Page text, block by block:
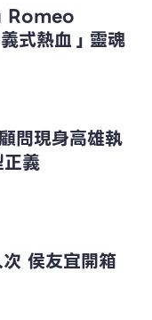
Romeo
式熱血」靈魂
問現身高雄執
義
侯友宜開箱